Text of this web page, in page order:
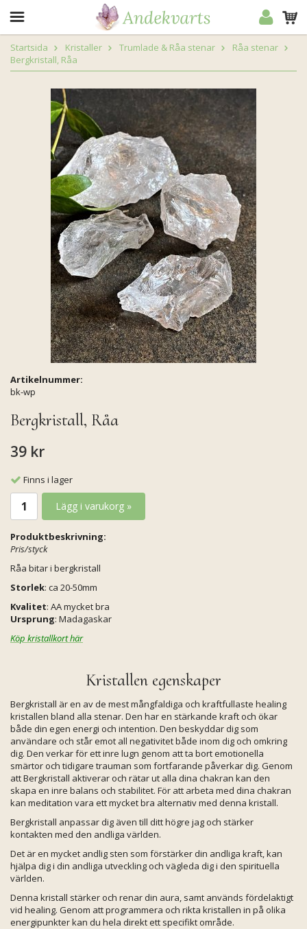
Startsida Kristaller Trumlade & Råa stenar
Råa stenar
Bergkristall, Råa
Artikelnummer:
bk-wp
Bergkristall, Råa
39 kr
Finns i lager
Lägg i varukorg »
Produktbeskrivning:
Pris/styck
Råa bitar i bergkristall
Storlek: ca 20-50mm
Kvalitet: AA mycket bra
Ursprung: Madagaskar
Köp kristallkort här
Kristallen egenskaper
Bergkristall är en av de mest mångfaldiga och kraftfullaste healing
kristallen bland alla stenar. Den har en stärkande kraft och ökar
både din egen energi och intention. Den beskyddar dig som
användare och står emot all negativitet både inom dig och omkring
dig. Den verkar för ett inre lugn genom att ta bort emotionella
smärtor och tidigare trauman som fortfarande påverkar dig. Genom
att Bergkristall aktiverar och rätar ut alla dina chakran kan den
skapa en inre balans och stabilitet. För att arbeta med dina chakran
kan meditation vara ett mycket bra alternativ med denna kristall.
Bergkristall anpassar dig även till ditt högre jag och stärker
kontakten med den andliga världen.
Det är en mycket andlig sten som förstärker din andliga kraft, kan
hjälpa dig i din andliga utveckling och vägleda dig i den spirituella
världen.
Denna kristall stärker och renar din aura, samt används fördelaktigt
vid healing. Genom att programmera och rikta kristallen in på olika
energipunkter kan du hela direkt ett specifikt område.